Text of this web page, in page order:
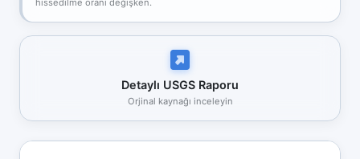
Detaylı USGS Raporu
Orjinal kaynağı inceleyin